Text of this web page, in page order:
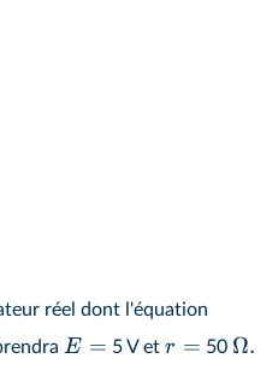
réel dont l'équation
E = 5 V et r = 50 Ω.